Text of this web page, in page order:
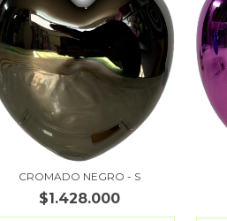
CROMADO NEGRO - S
$1.428.000